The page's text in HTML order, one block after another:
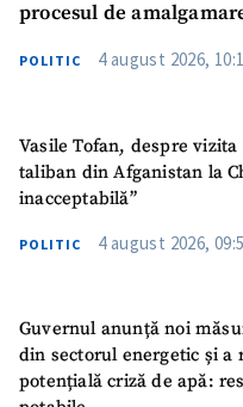
procesul de
POLITIC 4 august 2026,
Vasile Tofan, despre
taliban din Afganistan la
inacceptabilă”
POLITIC 4 august 2026,
Guvernul anunță noi
din sectorul energetic și a
potențială criză de apă: